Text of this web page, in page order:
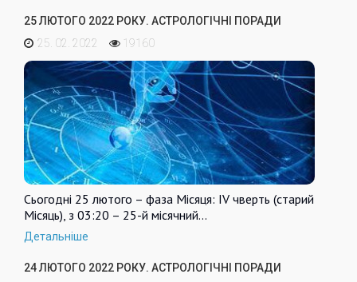
25 ЛЮТОГО 2022 РОКУ. АСТРОЛОГІЧНІ ПОРАДИ
25. 02. 2022
19160
Сьогодні 25 лютого – фаза Місяця: IV чверть (старий
Місяць), з 03:20 – 25-й місячний…
Детальніше
24 ЛЮТОГО 2022 РОКУ. АСТРОЛОГІЧНІ ПОРАДИ